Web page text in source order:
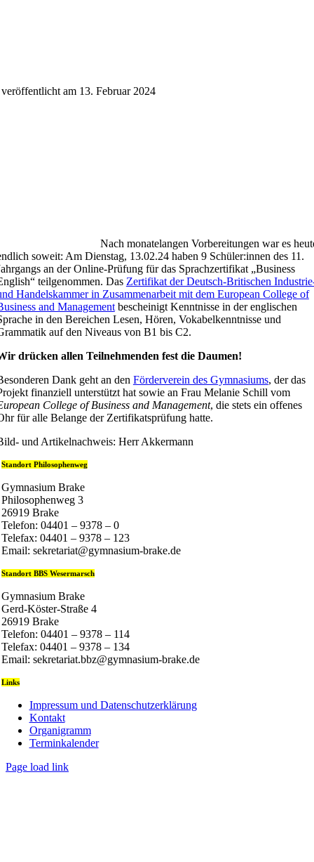
veröffentlicht am 13. Februar 2024
Nach monatelangen Vorbereitungen war es
soweit: Am Dienstag, 13.02.24 haben 9 Schüler:innen des 11.
an der Online-Prüfung für das Sprachzertifikat „Business
teilgenommen. Das Zertifikat der Deutsch-Britischen
Handelskammer in Zusammenarbeit mit dem European College of
and Managementbescheinigt Kenntnisse in der englischen
in den Bereichen Lesen, Hören, Vokabelkenntnisse und
auf den Niveaus von B1 bis C2.
drücken allen Teilnehmenden fest die Daumen!
Dank geht an den Förderverein des Gymnasiums, der das
finanziell unterstützt hat sowie an Frau Melanie Schill vom
College of Business and Management, die stets ein offenes
für alle Belange der Zertifikatsprüfung hatte.
und Artikelnachweis: Herr Akkermann
Standort Philosophenweg
Gymnasium Brake
Philosophenweg 3
26919 Brake
Telefon: 04401 – 9378 – 0
Telefax: 04401 – 9378 – 123
Email: sekretariat@gymnasium-brake.de
Standort BBS Wesermarsch
Gymnasium Brake
Gerd-Köster-Straße 4
26919 Brake
Telefon: 04401 – 9378 – 114
Telefax: 04401 – 9378 – 134
Email: sekretariat.bbz@gymnasium-brake.de
Links
Impressum und Datenschutzerklärung
Kontakt
Organigramm
Terminkalender
Page load link